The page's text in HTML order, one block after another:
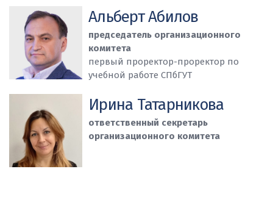
Альберт Абилов
председатель организационного
комитета
первый проректор-проректор по
учебной работе СПбГУТ
Ирина Татарникова
ответственный секретарь
организационного комитета